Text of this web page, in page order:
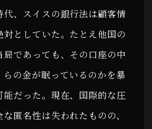
代、スイスの銀行法は顧客情
対としていた。たとえ他国の
局であっても、その口座の中
らの金が眠っているのかを暴
能だった。現在、国際的な圧
匿名性は失われたものの、